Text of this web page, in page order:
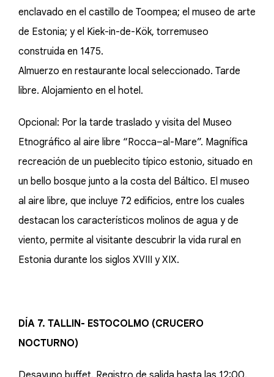
enclavado en el castillo de Toompea; el museo de arte
de Estonia; y el Kiek-in-de-Kök, torremuseo
construida en 1475.
Almuerzo en restaurante local seleccionado. Tarde
libre. Alojamiento en el hotel.
Opcional: Por la tarde traslado y visita del Museo
Etnográfico al aire libre “Rocca–al-Mare”. Magnífica
recreación de un pueblecito típico estonio, situado en
un bello bosque junto a la costa del Báltico. El museo
al aire libre, que incluye 72 edificios, entre los cuales
destacan los característicos molinos de agua y de
viento, permite al visitante descubrir la vida rural en
Estonia durante los siglos XVIII y XIX.
DÍA 7. TALLIN- ESTOCOLMO (CRUCERO
NOCTURNO)